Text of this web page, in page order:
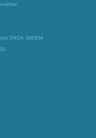
DNDA: 5343054